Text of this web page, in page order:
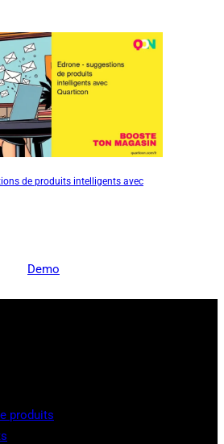
de produits intelligents avec
Demo
produits